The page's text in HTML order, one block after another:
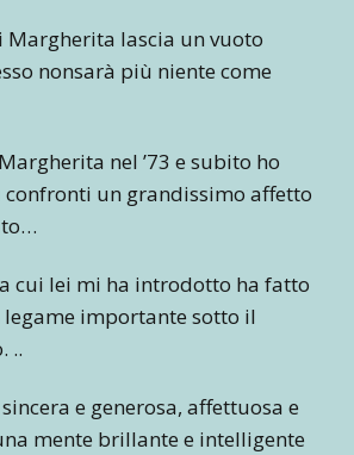
lascia un vuoto
nonsarà più niente come
nel ’73 e subito ho
confronti un grandissimo affetto
cui lei mi ha introdotto ha fatto
importante sotto il
..
e generosa, affettuosa e
mente brillante e intelligente